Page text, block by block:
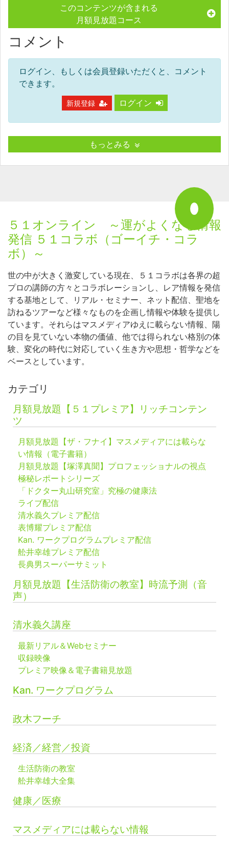
このコンテンツが含まれる
月額見放題コース
コメント
ログイン、もしくは会員登録いただくと、コメント
できます。
新規登録 ログイン
もっとみる
５１オンライン ～運がよくなる情報
発信 ５１コラボ（ゴーイチ・コラ
ボ）～
世の中が大きく激変している現在、５１コラボは各界の超
プロの講師の方々とコラボレーションし、レア情報を発信
する基地として、リアル・セミナー、ネット配信、聖地を
訪ねるツアーなど様々なものを企画し情報や体験を提供し
ています。それらはマスメディアゆえに載らない情報、陽
の目を見ていない本物の価値、他では得られない格別の体
験、変化の時代に対応していく生き方や思想・哲学などを
ベースとしています。
カテゴリ
月額見放題【５１プレミア】リッチコンテン
ツ
月額見放題【ザ・フナイ】マスメディアには載らな
い情報（電子書籍）
月額見放題【塚澤真聞】プロフェッショナルの視点
極秘レポートシリーズ
「ドクター丸山研究室」究極の健康法
ライブ配信
清水義久プレミア配信
表博耀プレミア配信
Kan. ワークプログラムプレミア配信
舩井幸雄プレミア配信
長典男スーパーサミット
月額見放題【生活防衛の教室】時流予測（音
声）
清水義久講座
最新リアル＆Webセミナー
収録映像
プレミア映像＆電子書籍見放題
Kan. ワークプログラム
政木フーチ
経済／経営／投資
生活防衛の教室
舩井幸雄大全集
健康／医療
マスメディアには載らない情報